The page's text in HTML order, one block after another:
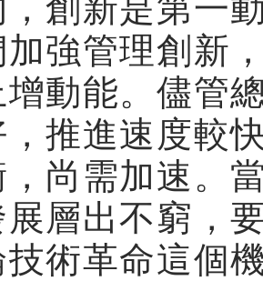
創新是第一
強管理創新
動能。儘管
推進速度較
尚需加速。
層出不窮，
術革命這個